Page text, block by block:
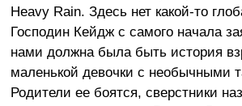
Heavy Rain. Здесь нет какой-то
Господин Кейдж с самого начала
нами должна была быть история
маленькой девочки с необычными
Родители ее боятся, сверстники